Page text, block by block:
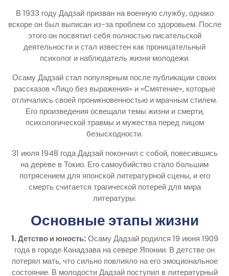
В 1933 году Дадзай призван на военную службу, однако
вскоре он был выписан из-за проблем со здоровьем. После
этого он посвятил себя полностью писательской
деятельности и стал известен как проницательный
психолог и наблюдатель жизни молодежи.
Осаму Дадзай стал популярным после публикации своих
рассказов «Лицо без выражения» и «Смятение», которые
отличались своей проникновенностью и мрачным стилем.
Его произведения освещали темы жизни и смерти,
психологической травмы и мужества перед лицом
безысходности.
31 июля 1948 года Дадзай покончил с собой, повесившись
на дереве в Токио. Его самоубийство стало большим
потрясением для японской литературной сцены, и его
смерть считается трагической потерей для мира
литературы.
Основные этапы жизни
1. Детство и юность:Осаму Дадзай родился 19 июня 1909
года в городе Канадзава на севере Японии. В детстве он
потерял мать, что сильно повлияло на его эмоциональное
состояние. В молодости Дадзай поступил в литературный